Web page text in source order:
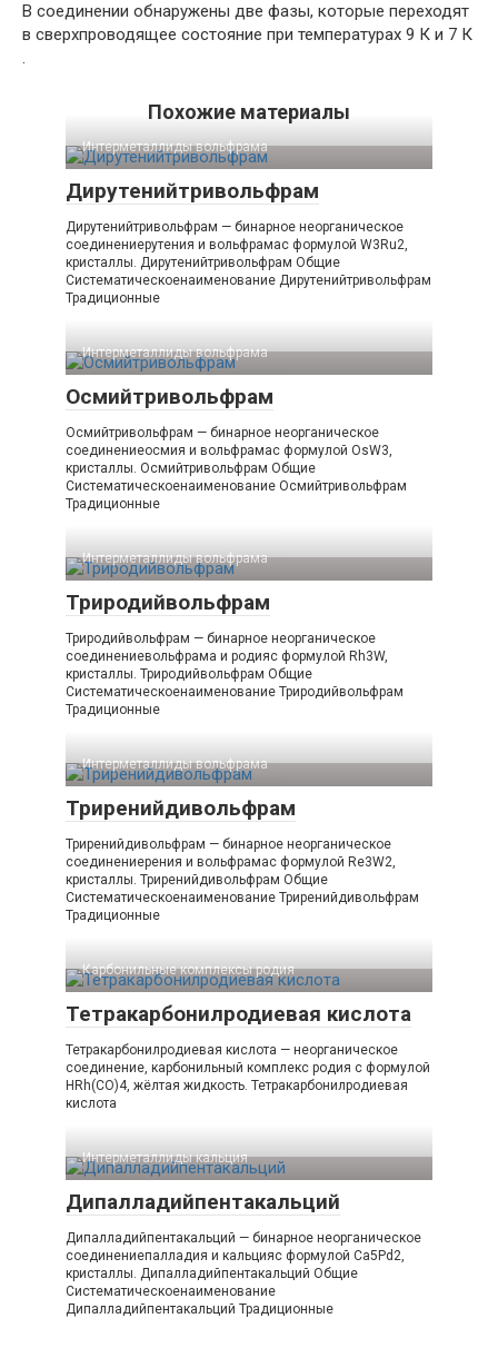
В соединении обнаружены две фазы, которые переходят
в сверхпроводящее состояние при температурах 9 К и 7 К
.
Похожие материалы
Интерметаллиды вольфрама‎
Дирутенийтривольфрам
Дирутенийтривольфрам — бинарное неорганическое
соединениерутения и вольфрамас формулой W3Ru2,
кристаллы. Дирутенийтривольфрам Общие
Систематическоенаименование Дирутенийтривольфрам
Традиционные
Интерметаллиды вольфрама‎
Осмийтривольфрам
Осмийтривольфрам — бинарное неорганическое
соединениеосмия и вольфрамас формулой OsW3,
кристаллы. Осмийтривольфрам Общие
Систематическоенаименование Осмийтривольфрам
Традиционные
Интерметаллиды вольфрама‎
Триродийвольфрам
Триродийвольфрам — бинарное неорганическое
соединениевольфрама и родияс формулой Rh3W,
кристаллы. Триродийвольфрам Общие
Систематическоенаименование Триродийвольфрам
Традиционные
Интерметаллиды вольфрама‎
Триренийдивольфрам
Триренийдивольфрам — бинарное неорганическое
соединениерения и вольфрамас формулой Re3W2,
кристаллы. Триренийдивольфрам Общие
Систематическоенаименование Триренийдивольфрам
Традиционные
Карбонильные комплексы родия‎
Тетракарбонилродиевая кислота
Тетракарбонилродиевая кислота — неорганическое
соединение, карбонильный комплекс родия с формулой
HRh(CO)4, жёлтая жидкость. Тетракарбонилродиевая
кислота
Интерметаллиды кальция‎
Дипалладийпентакальций
Дипалладийпентакальций — бинарное неорганическое
соединениепалладия и кальцияс формулой Ca5Pd2,
кристаллы. Дипалладийпентакальций Общие
Систематическоенаименование
Дипалладийпентакальций Традиционные